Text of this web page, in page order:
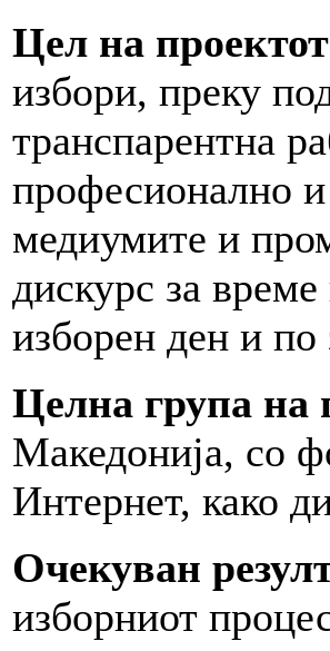
Цел на проектот
избори, преку
транспарентна
професионално и
медиумите и
дискурс за
изборен ден и
Целна група на
Македонија, со
Интернет, како
Очекуван
изборниот